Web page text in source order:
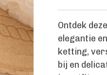
Ontdek
elegantie
ketting,
bij en